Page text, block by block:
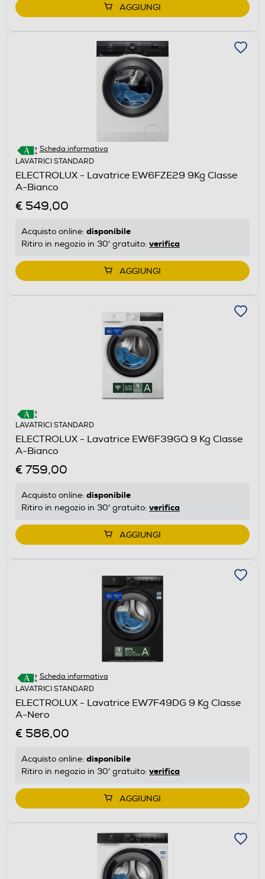
AGGIUNGI
Scheda informativa
LAVATRICI STANDARD
ELECTROLUX - Lavatrice EW6FZE29 9Kg Classe
A-Bianco
€ 549,00
Acquisto online: disponibile
Ritiro in negozio in 30' gratuito: verifica
AGGIUNGI
LAVATRICI STANDARD
ELECTROLUX - Lavatrice EW6F39GQ 9 Kg Classe
A-Bianco
€ 759,00
Acquisto online: disponibile
Ritiro in negozio in 30' gratuito: verifica
AGGIUNGI
Scheda informativa
LAVATRICI STANDARD
ELECTROLUX - Lavatrice EW7F49DG 9 Kg Classe
A-Nero
€ 586,00
Acquisto online: disponibile
Ritiro in negozio in 30' gratuito: verifica
AGGIUNGI